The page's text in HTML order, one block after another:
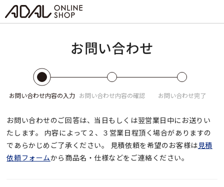
お問い合わせ
お問い合わせ内容の入力 お問い合わせ内容の確認 お問い合わせ完了
お問い合わせのご回答は、当日もしくは翌営業日中にお送りい
たします。
内容によって２、３営業日程頂く場合がありますの
であらかじめご了承ください。
見積依頼を希望のお客様は見積
依頼フォームから商品名・仕様などをご連絡ください。